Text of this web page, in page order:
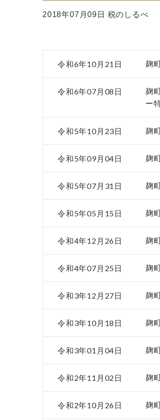
2018年07月09日 税のしるべ
令和6年10月21日 麹
令和6年07月08日
麹
ー
令和5年10月23日 麹
令和5年09月04日 麹
令和5年07月31日 麹
令和5年05月15日 麹
令和4年12月26日 麹
令和4年07月25日 麹
令和3年12月27日 麹
令和3年10月18日 麹
令和3年01月04日 麹
令和2年11月02日 麹
令和2年10月26日 麹